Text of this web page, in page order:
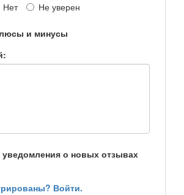
Нет Не уверен
и минусы
уведомления о новых отзывах
Войти.